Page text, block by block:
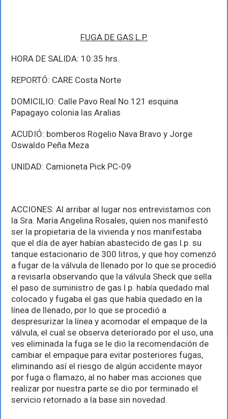
FUGA DE GAS L.P.
HORA DE SALIDA: 10:35 hrs.
REPORTÓ: CARE Costa Norte
DOMICILIO: Calle Pavo Real No.121 esquina
Papagayo colonia las Aralias
ACUDIÓ: bomberos Rogelio Nava Bravo y Jorge
Oswaldo Peña Meza
UNIDAD: Camioneta Pick PC-09
ACCIONES: Al arribar al lugar nos entrevistamos con
la Sra. María Angelina Rosales, quien nos manifestó
ser la propietaria de la vivienda y nos manifestaba
que el día de ayer habían abastecido de gas l.p. su
tanque estacionario de 300 litros, y que hoy comenzó
a fugar de la válvula de llenado por lo que se procedió
a revisarla observando que la válvula Sheck que sella
el paso de suministro de gas l.p. había quedado mal
colocado y fugaba el gas que había quedado en la
línea de llenado, por lo que se procedió a
despresurizar la línea y acomodar el empaque de la
válvula, el cual se observa deteriorado por el uso, una
ves eliminada la fuga se le dio la recomendación de
cambiar el empaque para evitar posteriores fugas,
eliminando así el riesgo de algún accidente mayor
por fuga o flamazo, al no haber mas acciones que
realizar por nuestra parte se dio por terminado el
servicio retornado a la base sin novedad.